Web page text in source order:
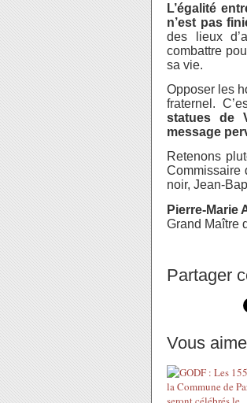
L’égalité
n’est pas
des lieux
combattre
sa vie.
Opposer les
fraternel.
statues de
message
Retenons
Commissaire
noir, Jean-
Pierre-Marie
Grand Maître
Partager
Vous